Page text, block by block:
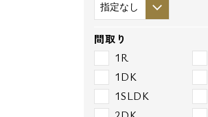
間取り
1R
1DK
1SLDK